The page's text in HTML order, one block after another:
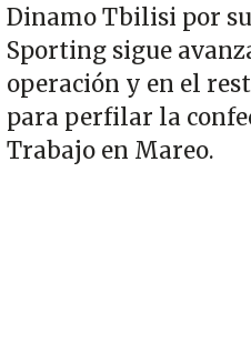
Dinamo Tbilisi por
Sporting sigue
operación y en el
para perfilar la
Trabajo en Mareo.